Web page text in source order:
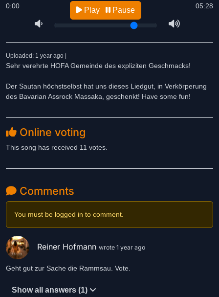
05:28
0:00 Play Pause
Uploaded: 1 year ago |
Sehr verehrte HOFA Gemeinde des expliziten Geschmacks!
Der Sautan höchstselbst hat uns dieses Liedgut, in Verkörperung
des Bavarian Assrock Massaka, geschenkt! Have some fun!
Online voting
This song has received 11 votes.
Comments
You must be logged in to comment.
Reiner Hofmann wrote 1 year ago
Geht gut zur Sache die Rammsau. Vote.
Show all answers (1)